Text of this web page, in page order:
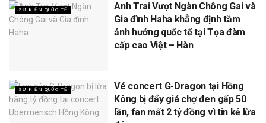
SỰ KIỆN QUỐC TẾ
Anh Trai Vượt Ngàn Chông Gai và
Gia đình Haha khẳng định tầm
ảnh hưởng quốc tế tại Tọa đàm
cấp cao Việt – Hàn
SỰ KIỆN QUỐC TẾ
Vé concert G-Dragon tại Hồng
Kông bị đẩy giá chợ đen gấp 50
lần, fan mất 2 tỷ đồng vì tin kẻ lừa